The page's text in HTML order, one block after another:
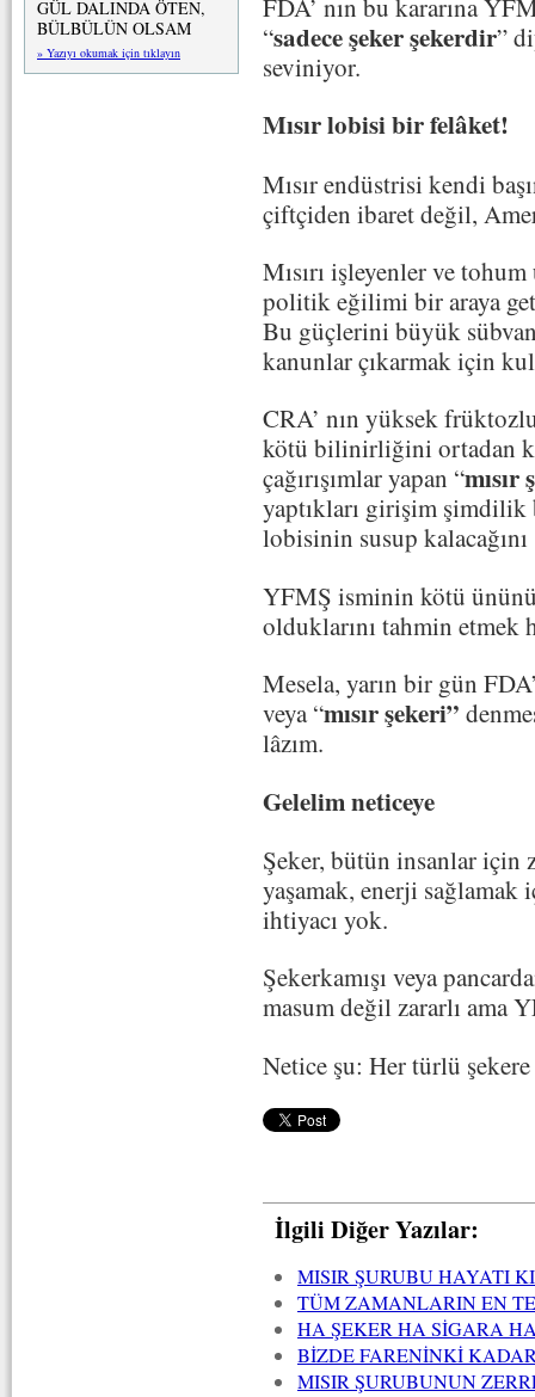
GÜL DALINDA ÖTEN,
BÜLBÜLÜN OLSAM
» Yazıyı okumak için tıklayın
FDA’ nın bu kararına
“sadece şeker şekerdir”
seviniyor.
Mısır lobisi bir felâket!
Mısır endüstrisi kendi
çiftçiden ibaret değil,
Mısırı işleyenler ve
politik eğilimi bir araya
Bu güçlerini büyük
kanunlar çıkarmak için
CRA’ nın yüksek
kötü bilinirliğini ortadan
çağırışımlar yapan “
yaptıkları girişim şimdilik
lobisinin susup kalacağını
YFMŞ isminin kötü
olduklarını tahmin etmek
Mesela, yarın bir gün
veya “mısır şekeri”
lâzım.
Gelelim neticeye
Şeker, bütün insanlar için
yaşamak, enerji
ihtiyacı yok.
Şekerkamışı veya
masum değil zararlı ama
Netice şu: Her türlü şekere
İlgili Diğer Yazılar:
MISIR ŞURUBU HAYATI
TÜM ZAMANLARIN EN
HA ŞEKER HA SİGARA
BİZDE FARENİNKİ
MISIR ŞURUBUNUN